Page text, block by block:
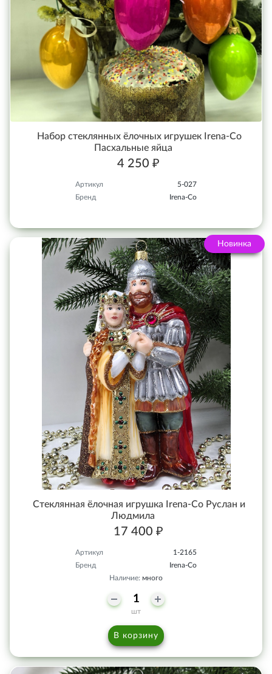
Набор стеклянных ёлочных игрушек Irena-Co
Пасхальные яйца
4 250 ₽
Артикул
5-027
Бренд
Irena-Co
Новинка
Стеклянная ёлочная игрушка Irena-Co Руслан и
Людмила
17 400 ₽
Артикул
1-2165
Бренд
Irena-Co
Наличие: много
шт
В корзину